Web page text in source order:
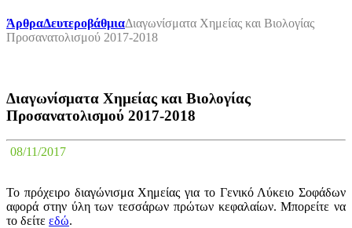
ΆρθραΔευτεροβάθμιαΔιαγωνίσματα Χημείας και Βιολογίας
Προσανατολισμού 2017-2018
Διαγωνίσματα Χημείας και Βιολογίας
Προσανατολισμού 2017-2018
08/11/2017
Το πρόχειρο διαγώνισμα Χημείας για το Γενικό Λύκειο Σοφάδων
αφορά στην ύλη των τεσσάρων πρώτων κεφαλαίων. Μπορείτε να
το δείτε εδώ.